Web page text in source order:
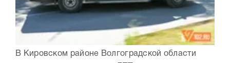
В Кировском районе Волгоградской области